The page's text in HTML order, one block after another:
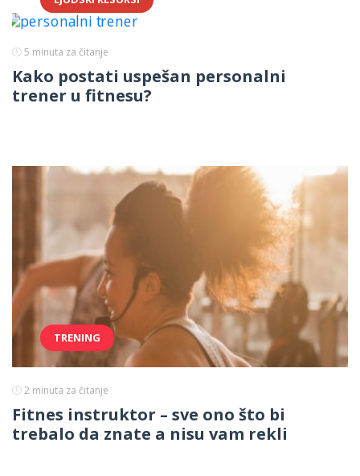
5 minuta za čitanje
Kako postati uspešan personalni
trener u fitnesu?
TRENING
2 minuta za čitanje
Fitnes instruktor – sve ono što bi
trebalo da znate a nisu vam rekli